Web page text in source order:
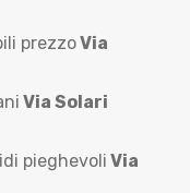
prezzoVia
Via Solari
pieghevoli Via